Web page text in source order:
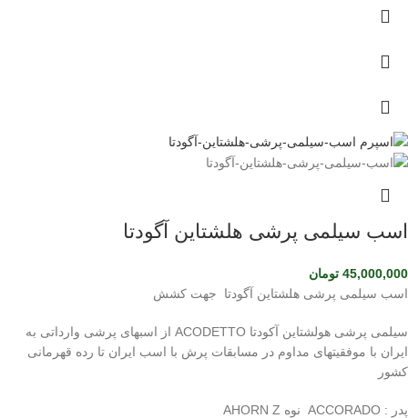
اسب سیلمی پرشی هلشتاین آگودتا
45,000,000 تومان
اسب سیلمی پرشی هلشتاین آگودتا جهت کشش
سیلمی پرشی هولشتاین آکودتا ACODETTO از اسبهای پرشی وارداتی به
ایران با موفقیتهای مداوم در مسابقات پرش با اسب ایران تا رده قهرمانی
کشور
پدر : ACCORADO نوه AHORN Z